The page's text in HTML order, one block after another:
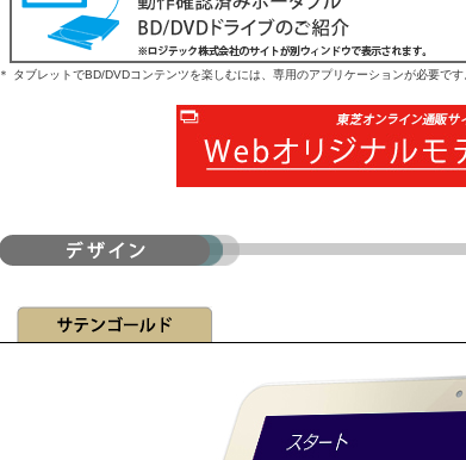
＊ タブレットでBD/DVDコンテンツを楽しむには、専用のアプリケーションが必要です